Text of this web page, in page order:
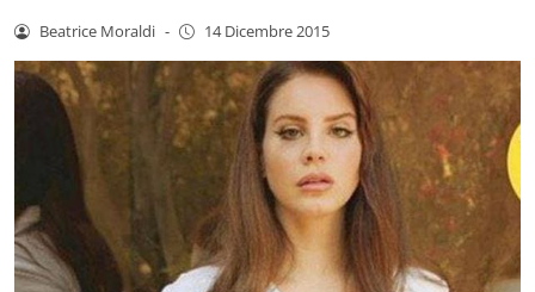
Beatrice Moraldi - 14 Dicembre 2015